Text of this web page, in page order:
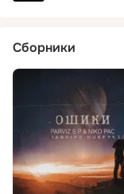
Сборники